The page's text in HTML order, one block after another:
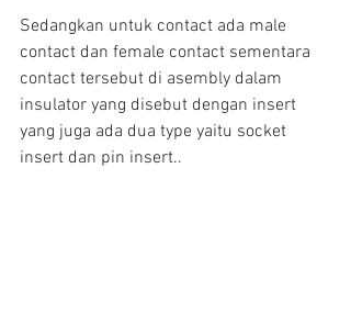
Sedangkan untuk contact ada male
contact dan female contact sementara
contact tersebut di asembly dalam
insulator yang disebut dengan insert
yang juga ada dua type yaitu socket
insert dan pin insert..